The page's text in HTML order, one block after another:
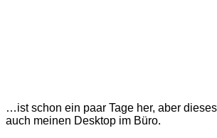
…ist schon ein paar Tage her, aber
auch meinen Desktop im Büro.